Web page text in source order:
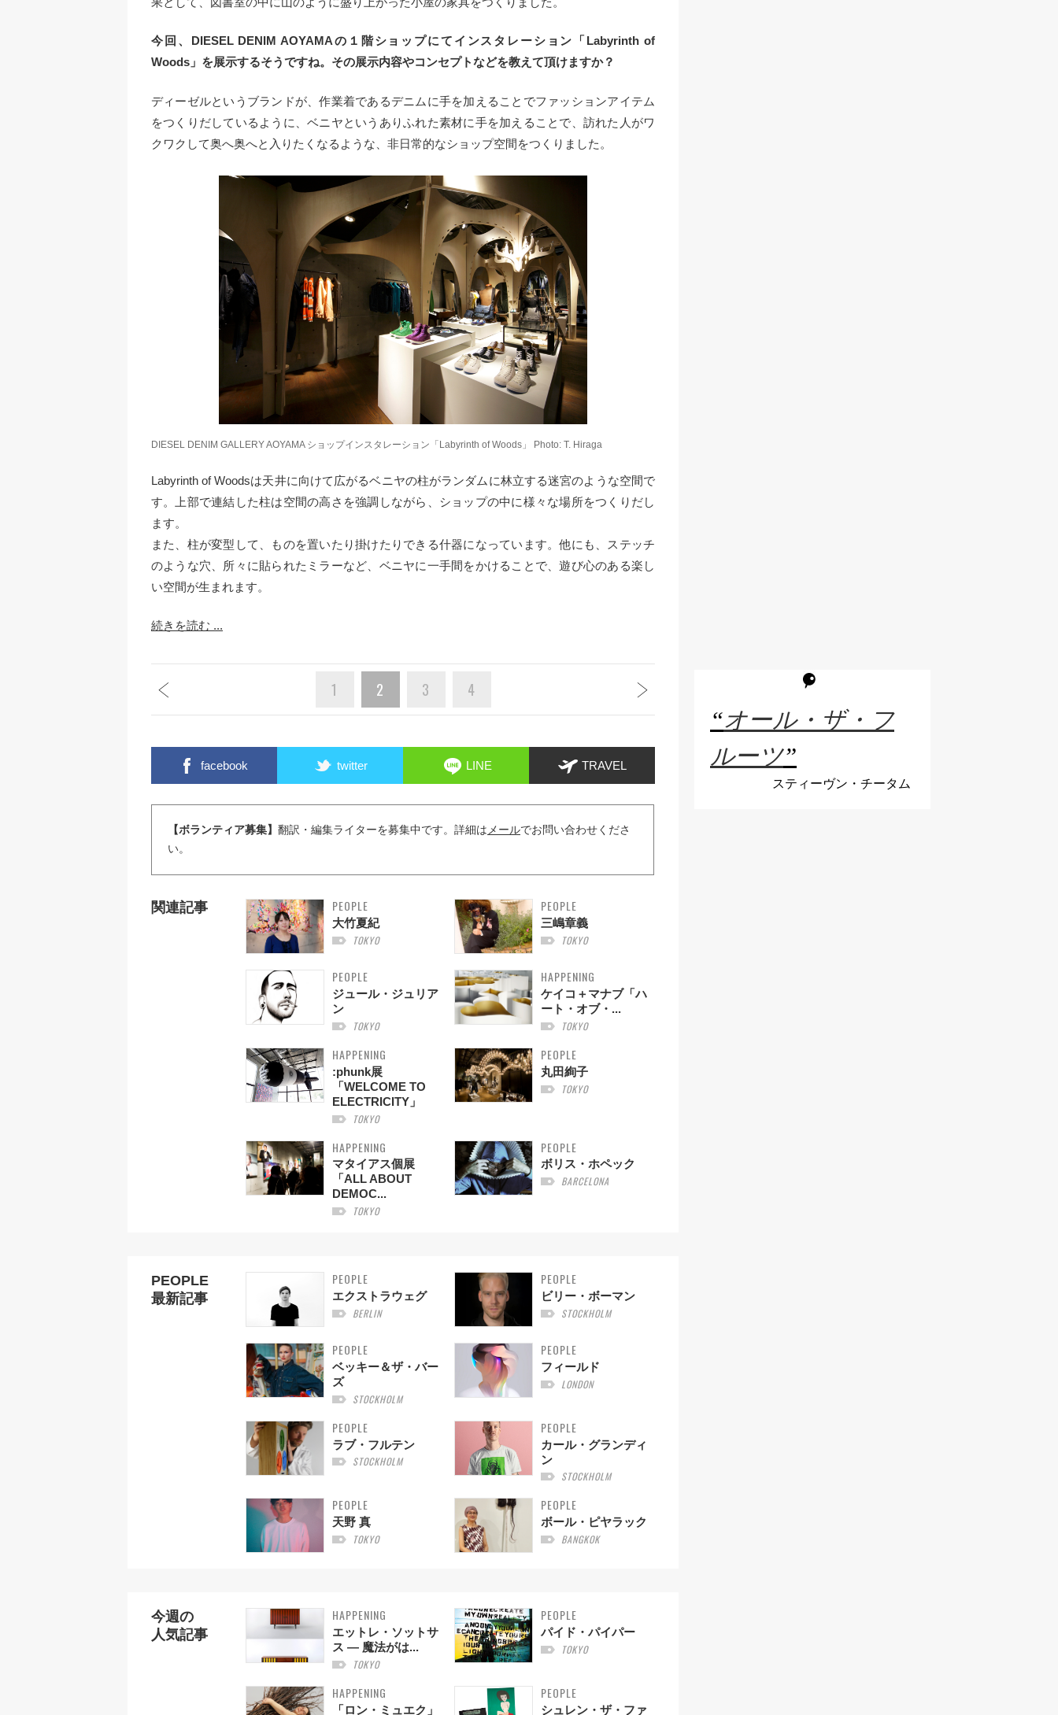
今回、DIESEL DENIM AOYAMAの１階ショップにてインスタレーション「Labyrinth of
Woods」を展示するそうですね。その展示内容やコンセプトなどを教えて頂けますか？
ディーゼルというブランドが、作業着であるデニムに手を加えることでファッションアイテム
をつくりだしているように、ベニヤというありふれた素材に手を加えることで、訪れた人がワ
クワクして奥へ奥へと入りたくなるような、非日常的なショップ空間をつくりました。
DIESEL DENIM GALLERY AOYAMA ショップインスタレーション「Labyrinth of Woods」 Photo: T. Hiraga
Labyrinth of Woodsは天井に向けて広がるベニヤの柱がランダムに林立する迷宮のような空間で
す。上部で連結した柱は空間の高さを強調しながら、ショップの中に様々な場所をつくりだし
ます。
また、柱が変型して、ものを置いたり掛けたりできる什器になっています。他にも、ステッチ
のような穴、所々に貼られたミラーなど、ベニヤに一手間をかけることで、遊び心のある楽し
い空間が生まれます。
続きを読む ...
1 2 3 4
facebook twitter LINE TRAVEL
【ボランティア募集】 翻訳・編集ライターを募集中です。詳細は メールでお問い合わせくださ
い。
関連記事 PEOPLE
大竹夏紀
TOKYO
PEOPLE
三嶋章義
TOKYO
PEOPLE
ジュール・ジュリア
ン
TOKYO
HAPPENING
ケイコ＋マナブ「ハ
ート・オブ・...
TOKYO
HAPPENING
:phunk展
「WELCOME TO
ELECTRICITY」
TOKYO
PEOPLE
丸田絢子
TOKYO
HAPPENING
マタイアス個展
「ALL ABOUT
DEMOC...
TOKYO
PEOPLE
ボリス・ホペック
BARCELONA
PEOPLE
最新記事
PEOPLE
エクストラウェグ
BERLIN
PEOPLE
ビリー・ボーマン
STOCKHOLM
PEOPLE
ベッキー＆ザ・バー
ズ
STOCKHOLM
PEOPLE
フィールド
LONDON
PEOPLE
ラブ・フルテン
STOCKHOLM
PEOPLE
カール・グランディ
ン
STOCKHOLM
PEOPLE
天野 真
TOKYO
PEOPLE
ボール・ピヤラック
BANGKOK
今週の
人気記事
HAPPENING
エットレ・ソットサ
ス — 魔法がは...
TOKYO
PEOPLE
パイド・パイパー
TOKYO
HAPPENING
「ロン・ミュエク」
PEOPLE
シュレン・ザ・ファ
“オール・ザ・フ
ルーツ”
スティーヴン・チータム